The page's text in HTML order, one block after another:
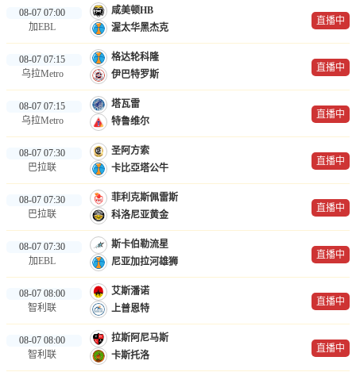
08-07 07:00
加EBL
咸美顿HB
渥太华黑杰克
直播中
08-07 07:15
乌拉Metro
格达轮科隆
伊巴特罗斯
直播中
08-07 07:15
乌拉Metro
塔瓦雷
特鲁维尔
直播中
08-07 07:30
巴拉联
圣阿方索
卡比亞塔公牛
直播中
08-07 07:30
巴拉联
菲利克斯佩雷斯
科洛尼亚黄金
直播中
08-07 07:30
加EBL
斯卡伯勒流星
尼亚加拉河雄狮
直播中
08-07 08:00
智利联
艾斯潘诺
上普恩特
直播中
08-07 08:00
智利联
拉斯阿尼马斯
卡斯托洛
直播中